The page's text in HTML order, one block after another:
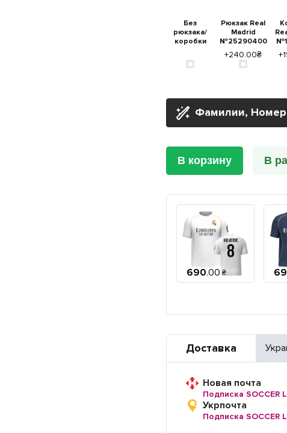
Без
рюкзака/
коробки
Рюкзак Real
Madrid
№25290400
+240.00₴
Фамилии,
В корзину В
690.00 ₴
Доставка
Новая почта
Подписка SOCCER
Укрпочта
Подписка SOCCER